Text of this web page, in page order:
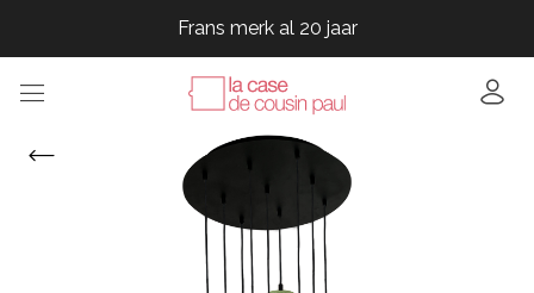
Frans merk al 20 jaar
Frans merk al 20 jaar
Frans merk al 20 jaar